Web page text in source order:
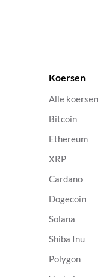
Koersen
Alle koersen
Bitcoin
Ethereum
XRP
Cardano
Dogecoin
Solana
Shiba Inu
Polygon